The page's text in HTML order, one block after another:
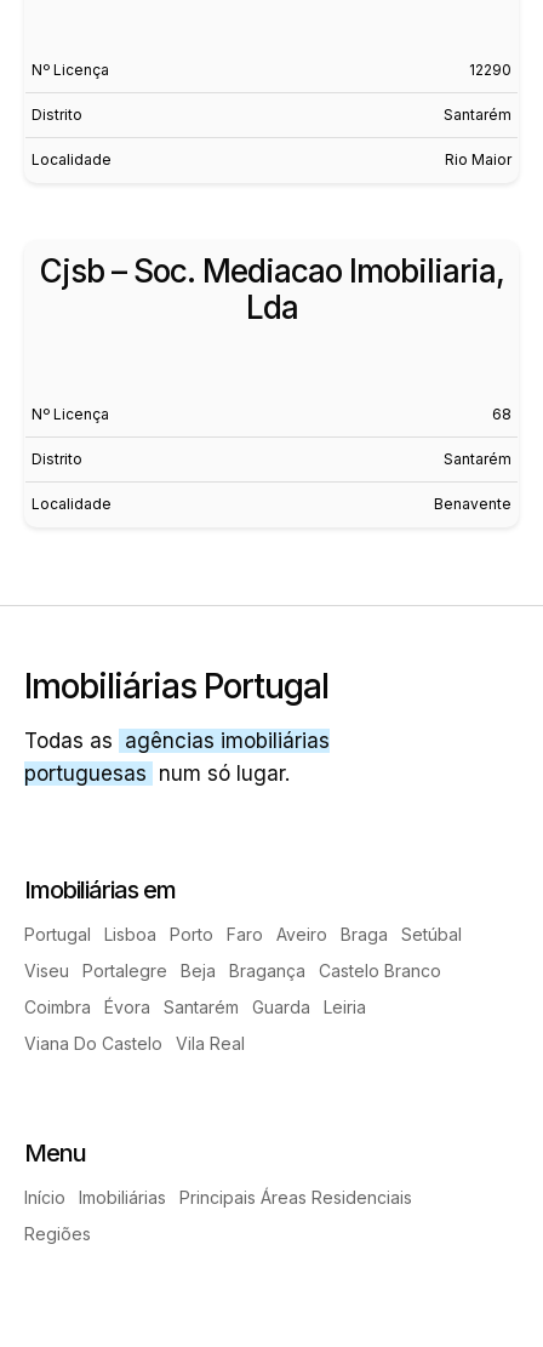
Nº Licença 12290
Distrito Santarém
Localidade Rio Maior
Cjsb – Soc. Mediacao Imobiliaria,
Lda
Nº Licença 68
Distrito Santarém
Localidade Benavente
Imobiliárias Portugal
Todas as agências imobiliárias
portuguesas num só lugar.
Imobiliárias em
Portugal Lisboa Porto Faro Aveiro Braga
Setúbal
Viseu
Portalegre Beja Bragança
Castelo Branco
Coimbra
Évora Santarém Guarda
Leiria
Viana Do Castelo
Vila Real
Menu
Início Imobiliárias
Principais Áreas Residenciais
Regiões